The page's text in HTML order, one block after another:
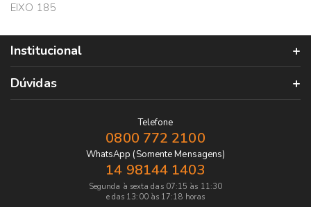
EIXO 185
Institucional
Dúvidas
Telefone
0800 772 2100
WhatsApp (Somente Mensagens)
14 98144 1403
Segunda à sexta das 07:15 às 11:30
e das 13:00 às 17:18 horas